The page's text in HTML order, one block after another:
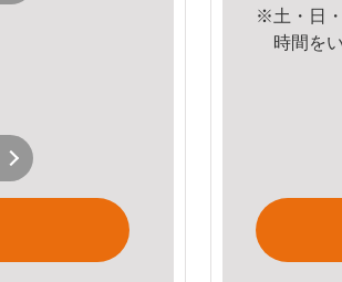
※土・日
時間を